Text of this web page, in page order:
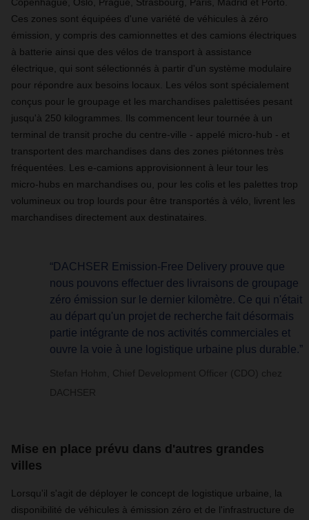
Ces zones sont équipées d'une variété de véhicules à zéro
émission, y compris des camionnettes et des camions électriques
à batterie ainsi que des vélos de transport à assistance
électrique, qui sont sélectionnés à partir d'un système modulaire
pour répondre aux besoins locaux. Les vélos sont spécialement
conçus pour le groupage et les marchandises palettisées pesant
jusqu'à 250 kilogrammes. Ils commencent leur tournée à un
terminal de transit proche du centre-ville - appelé micro-hub - et
transportent des marchandises dans des zones piétonnes très
fréquentées. Les e-camions approvisionnent à leur tour les
micro-hubs en marchandises ou, pour les colis et les palettes trop
volumineux ou trop lourds pour être transportés à vélo, livrent les
marchandises directement aux destinataires.
“DACHSER Emission-Free Delivery prouve que
nous pouvons effectuer des livraisons de groupage
zéro émission sur le dernier kilomètre. Ce qui n'était
au départ qu'un projet de recherche fait désormais
partie intégrante de nos activités commerciales et
ouvre la voie à une logistique urbaine plus durable.”
Stefan Hohm, Chief Development Officer (CDO) chez
DACHSER
Mise en place prévu dans d'autres grandes
villes
Lorsqu'il s'agit de déployer le concept de logistique urbaine, la
disponibilité de véhicules à émission zéro et de l'infrastructure de